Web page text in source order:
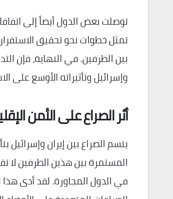
توصلت بعض الدول أيضاً إلى
تمثل خطوات نحو تحقيق
بين الطرفين. في النهاية، فإن
وإسرائيل وتأثيراته الأوسع على
أثر الصراع على الأمن
يتسم الصراع بين إيران
المستمرة بين هذين الطرفين لا
في الدول المجاورة. لقد أدى